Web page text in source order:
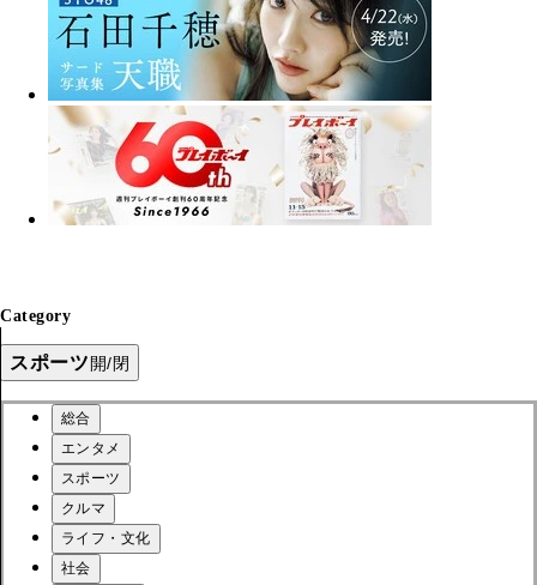
Category
スポーツ開/閉
総合
エンタメ
スポーツ
クルマ
ライフ・文化
社会